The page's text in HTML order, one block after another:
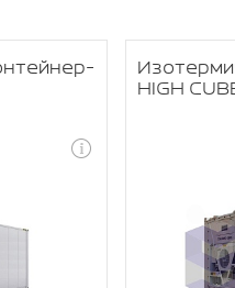
HIGH